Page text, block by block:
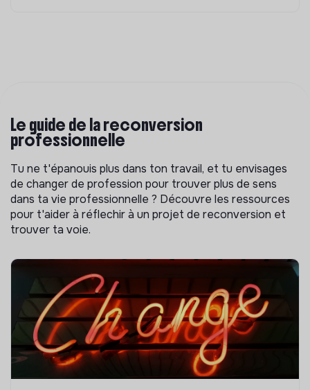
Le guide de la reconversion
professionnelle
Tu ne t'épanouis plus dans ton travail, et tu envisages
de changer de profession pour trouver plus de sens
dans ta vie professionnelle ? Découvre les ressources
pour t'aider à réflechir à un projet de reconversion et
trouver ta voie.